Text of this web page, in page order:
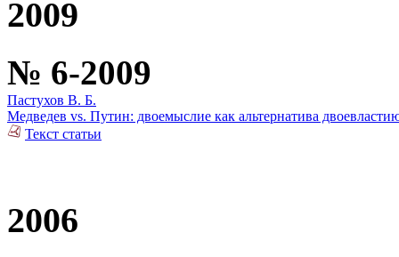
2009
№ 6-2009
Пастухов В. Б.
Медведев vs. Путин: двоемыслие как альтернатива
Текст статьи
2006